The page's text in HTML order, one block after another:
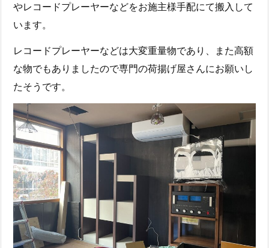
やレコードプレーヤーなどをお施主様手配にて搬入して
います。
レコードプレーヤーなどは大変重量物であり、また高額
な物でもありましたので専門の荷揚げ屋さんにお願いし
たそうです。